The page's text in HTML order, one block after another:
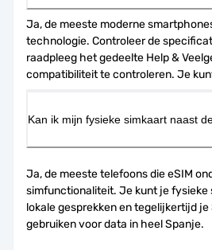
Ja, de meeste moderne
technologie. Controleer de
raadpleeg het gedeelte Help &
compatibiliteit te controleren. Je
Kan ik mijn fysieke simkaart naast
Ja, de meeste telefoons die eSIM
simfunctionaliteit. Je kunt je fysieke
lokale gesprekken en tegelijkertijd
gebruiken voor data in heel Spanje.